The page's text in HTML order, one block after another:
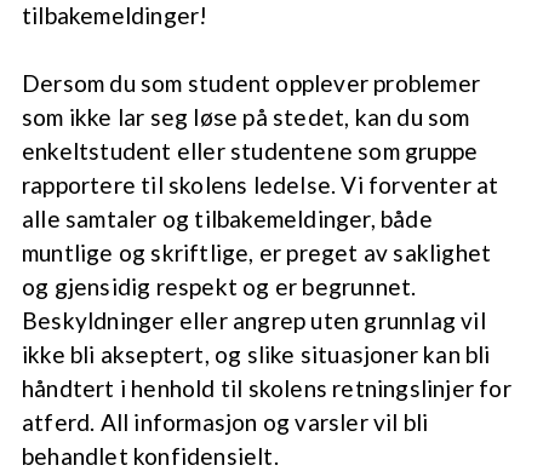
tilbakemeldinger!
Dersom du som student opplever problemer
som ikke lar seg løse på stedet, kan du som
enkeltstudent eller studentene som gruppe
rapportere til skolens ledelse. Vi forventer at
alle samtaler og tilbakemeldinger, både
muntlige og skriftlige, er preget av saklighet
og gjensidig respekt og er begrunnet.
Beskyldninger eller angrep uten grunnlag vil
ikke bli akseptert, og slike situasjoner kan bli
håndtert i henhold til skolens retningslinjer for
atferd. All informasjon og varsler vil bli
behandlet konfidensielt.